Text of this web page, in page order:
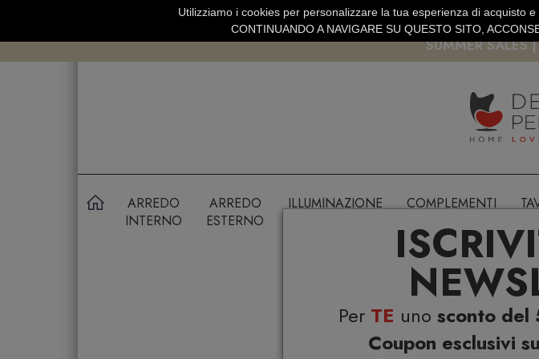
Per TE uno sconto del
Coupon esclusivi
SPEDIZIONE GRATUITA SOPRA 99 EURO PAGAMENTO
SUMMER
ARREDO
INTERNO
ARREDO
ESTERNO
ILLUMINAZIONE COMPLEMENTI
Utilizziamo i cookies per personalizzare la tua esperienza di acquisto
CONTINUANDO A NAVIGARE SU QUESTO SITO,